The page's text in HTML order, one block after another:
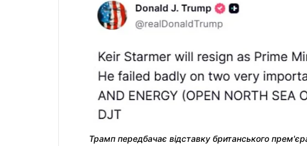
Трамп передбачає відставку британського